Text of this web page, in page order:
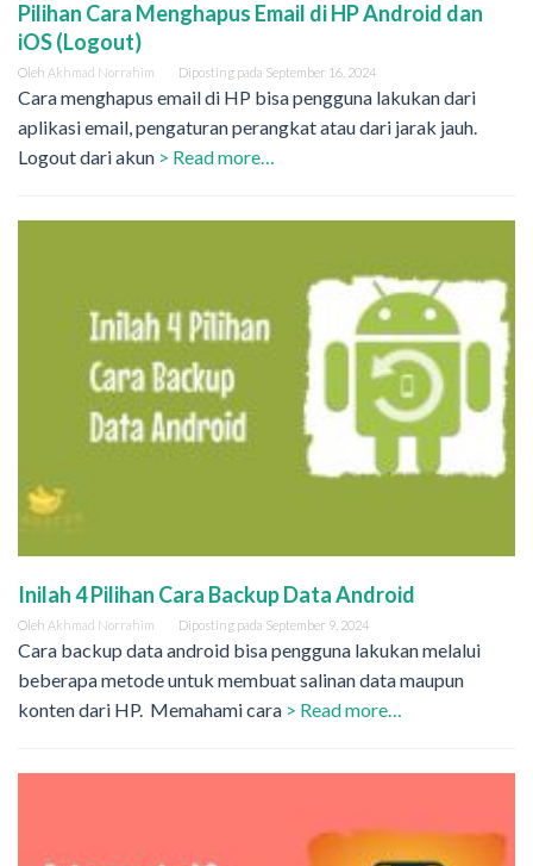
Pilihan Cara Menghapus Email di HP Android dan
iOS (Logout)
Oleh Akhmad Norrahim Diposting pada September 16, 2024
Cara menghapus email di HP bisa pengguna lakukan dari
aplikasi email, pengaturan perangkat atau dari jarak jauh.
Logout dari akun > Read more…
Inilah 4 Pilihan Cara Backup Data Android
Oleh Akhmad Norrahim Diposting pada September 9, 2024
Cara backup data android bisa pengguna lakukan melalui
beberapa metode untuk membuat salinan data maupun
konten dari HP. Memahami cara > Read more…